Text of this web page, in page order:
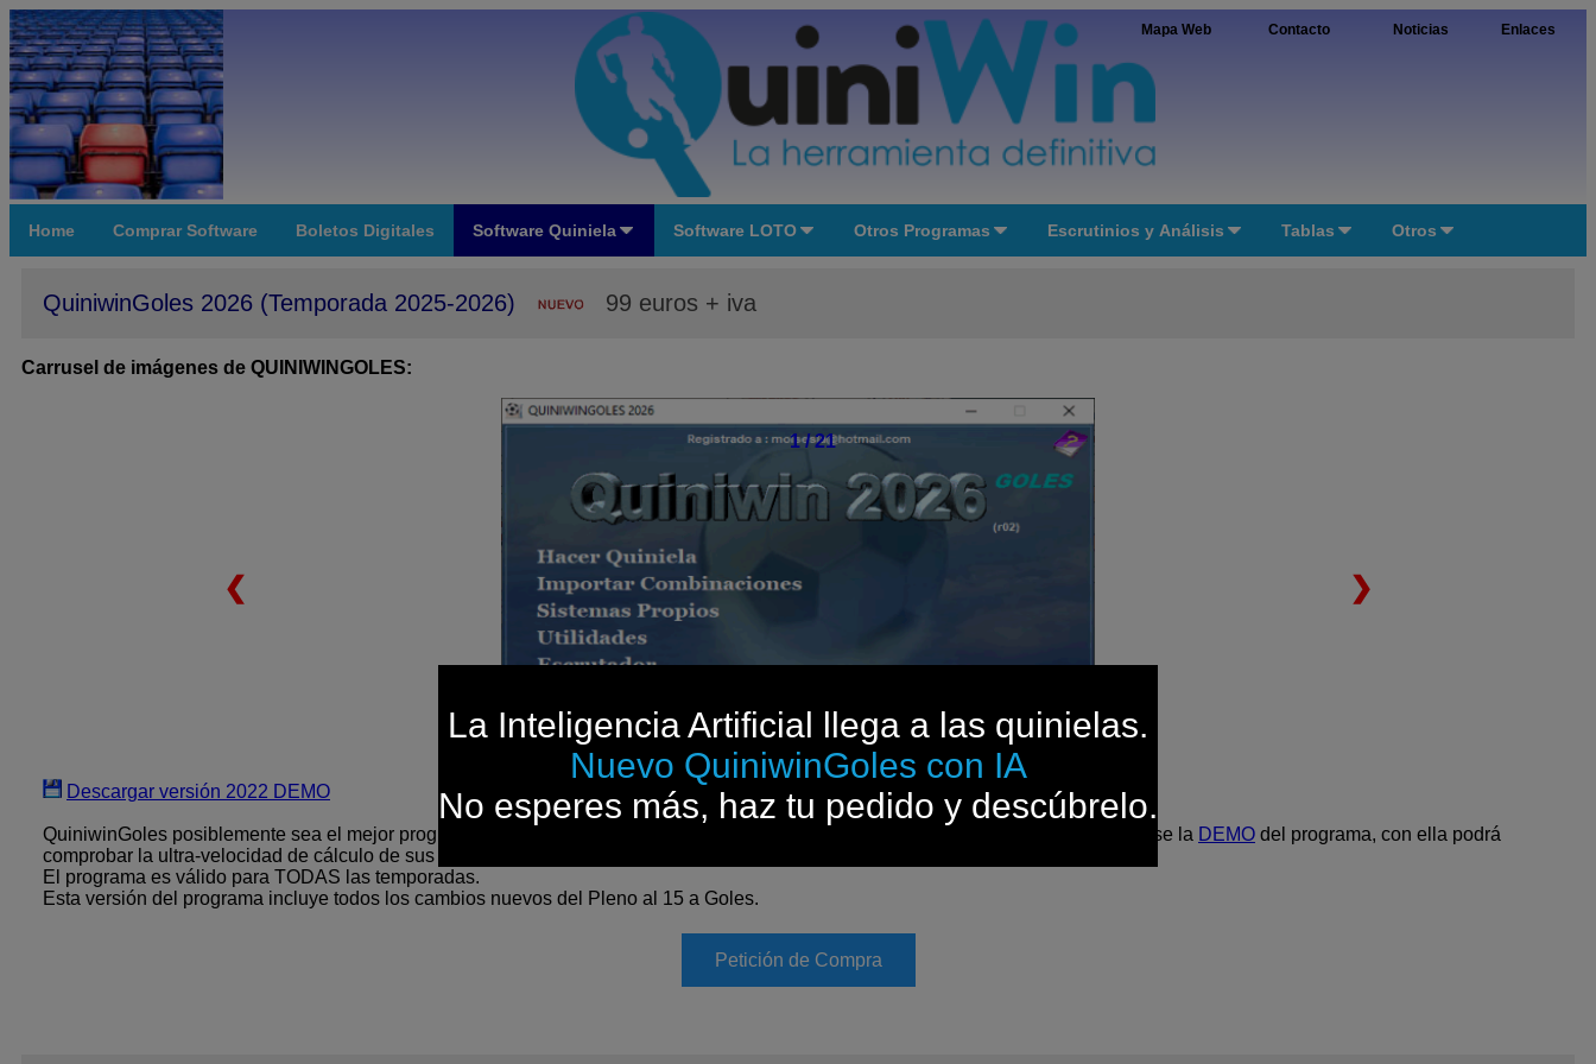
La Inteligencia Artificial llega a las quinielas.
Nuevo QuiniwinGoles con IA
No esperes más, haz tu pedido y descúbrelo.
Enlaces
Noticias
Contacto
Mapa Web
Home Comprar Software Boletos Digitales Software Quiniela Software LOTO Otros Programas Escrutinios y Análisis Tablas Otros
QuiniwinGoles 2026 (Temporada 2025-2026) 99 euros + iva
Carrusel de imágenes de QUINIWINGOLES:
1 / 21
Menú principal
❮ ❯
Descargar versión 2022 DEMO
QuiniwinGoles posiblemente sea el mejor programa de quinielas en reducciones de combinaciones. Pruébelo usted mismo bajandose la DEMO del programa, con ella podrá
comprobar la ultra-velocidad de cálculo de sus métodos de reducción y las super reducciones que se pueden obtener con él.
El programa es válido para TODAS las temporadas.
Esta versión del programa incluye todos los cambios nuevos del Pleno al 15 a Goles.
Petición de Compra